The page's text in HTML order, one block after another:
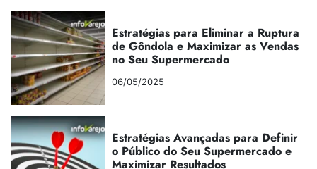
Estratégias para Eliminar a Ruptura
de Gôndola e Maximizar as Vendas
no Seu Supermercado
06/05/2025
Estratégias Avançadas para Definir
o Público do Seu Supermercado e
Maximizar Resultados